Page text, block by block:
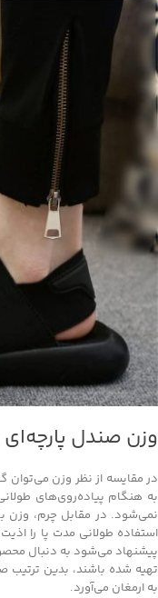
وزن صندل
در مقایسه از نظر وزن می‌توان
به هنگام پیاده‌روی‌های
نمی‌شود. در مقابل چرم، وزن
استفاده طولانی مدت پا را
پیشنهاد می‌شود به دنبال
تهیه شده‌ باشند، بدین ترتیب
به ارمغان می‌آورد.